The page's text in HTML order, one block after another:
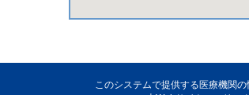
このシステムで提供する医療機関